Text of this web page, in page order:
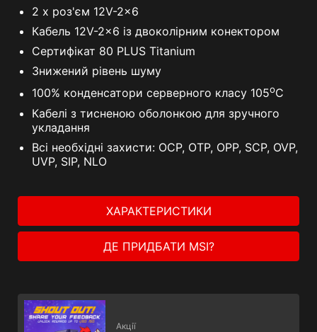
2 x роз'єм 12V-2x6
Кабель 12V-2x6 із двоколірним конектором
Сертифікат 80 PLUS Titanium
Знижений рівень шуму
100% конденсатори серверного класу 105oC
Кабелі з тисненою оболонкою для зручного
укладання
Всі необхідні захисти: OCP, OTP, OPP, SCP, OVP,
UVP, SIP, NLO
ХАРАКТЕРИСТИКИ
ДЕ ПРИДБАТИ MSI?
Акції